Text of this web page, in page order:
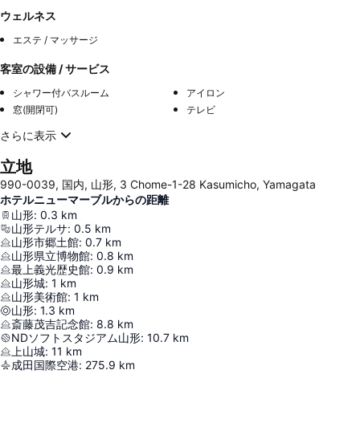
ウェルネス
エステ / マッサージ
客室の設備 / サービス
シャワー付バスルーム
アイロン
窓(開閉可)
テレビ
さらに表示
立地
990-0039, 国内, 山形, 3 Chome-1-28 Kasumicho, Yamagata
ホテルニューマーブルからの距離
山形: 0.3 km
山形テルサ: 0.5 km
山形市郷土館: 0.7 km
山形県立博物館: 0.8 km
最上義光歴史館: 0.9 km
山形城: 1 km
山形美術館: 1 km
山形: 1.3 km
斎藤茂吉記念館: 8.8 km
NDソフトスタジアム山形: 10.7 km
上山城: 11 km
成田国際空港: 275.9 km